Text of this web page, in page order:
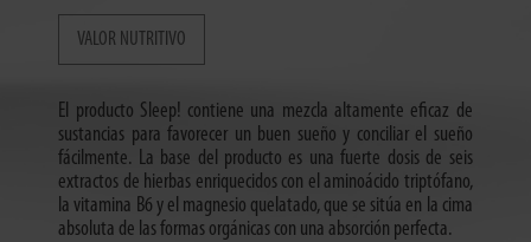
VALOR NUTRITIVO
El producto Sleep! contiene una mezcla altamente eficaz de
sustancias para favorecer un buen sueño y conciliar el sueño
fácilmente. La base del producto es una fuerte dosis de seis
extractos de hierbas enriquecidos con el aminoácido triptófano,
la vitamina B6 y el magnesio quelatado, que se sitúa en la cima
absoluta de las formas orgánicas con una absorción perfecta.